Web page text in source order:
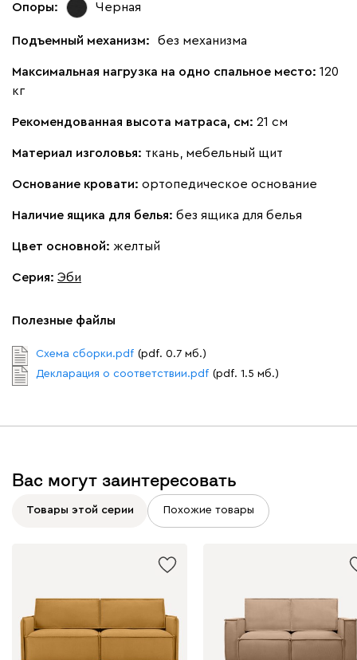
Опоры: Черная
Подъемный механизм: без механизма
Максимальная нагрузка на одно спальное место: 120
кг
Рекомендованная высота матраса, см: 21 см
Материал изголовья: ткань, мебельный щит
Основание кровати: ортопедическое основание
Наличие ящика для белья: без ящика для белья
Цвет основной: желтый
Серия: Эби
Полезные файлы
Схема сборки.pdf (pdf. 0.7 мб.)
Декларация о соответствии.pdf (pdf. 1.5 мб.)
Вас могут заинтересовать
Товары этой серии Похожие товары